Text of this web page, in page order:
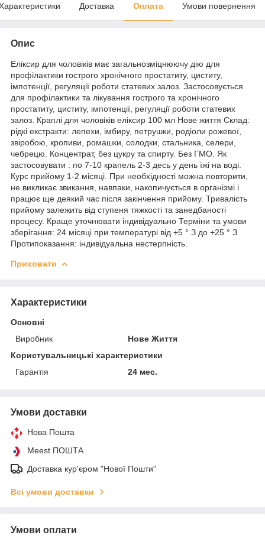
Доставка Оплата Умови повернення
Опис
Еліксир для чоловіків має загальнозміцнюючу дію для
профілактики гострого хронічного простатиту, циститу,
імпотенції, регуляції роботи статевих залоз. Застосовується
для профілактики та лікування гострого та хронічного
простатиту, циститу, імпотенції, регуляції роботи статевих
залоз. Краплі для чоловіків еліксир 100 мл Нове життя Склад:
рідкі екстракти: лепехи, імбиру, петрушки, родіоли рожевої,
звіробою, кропиви, ромашки, солодки, стальника, селери,
чебрецю. Концентрат, без цукру та спирту. Без ГМО. Як
застосовувати : по 7-10 крапель 2-3 десь у день їжі на воді.
Курс прийому 1-2 місяці. При необхідності можна повторити,
не викликає звикання, навпаки, накопичується в організмі і
працює ще деякий час після закінчення прийому. Тривалість
прийому залежить від ступеня тяжкості та занедбаності
процесу. Краще уточнювати індивідуально Терміни та умови
зберігання: 24 місяці при температурі від +5 ° З до +25 ° З
Протипоказання: індивідуальна нестерпність.
Приховати
Характеристики
Основні
Виробник
Нове Життя
Користувальницькі характеристики
Гарантія
24 мес.
Умови доставки
Нова Пошта
Meest ПОШТА
Доставка кур'єром "Нової Пошти"
Всі умови доставки
Умови оплати